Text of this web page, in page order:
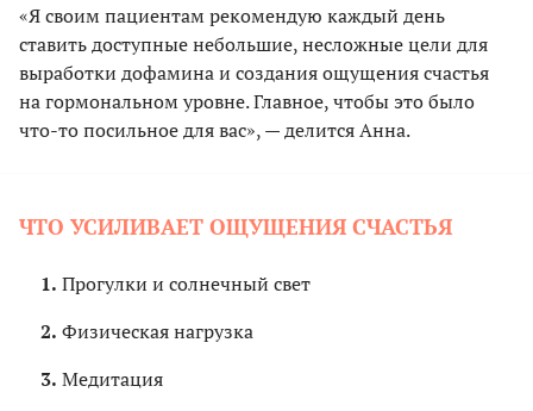
«Я своим пациентам рекомендую каждый день
ставить доступные небольшие, несложные цели для
выработки дофамина и создания ощущения счастья
на гормональном уровне. Главное, чтобы это было
что-то посильное для вас», — делится Анна.
ЧТО УСИЛИВАЕТ ОЩУЩЕНИЯ СЧАСТЬЯ
Прогулки и солнечный свет
Физическая нагрузка
Медитация